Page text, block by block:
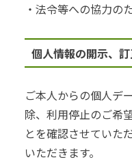
・法令等への協力の
個人情報の開示、
ご本人からの個人デ
除、利用停止のご希
とを確認させていた
いただきます。